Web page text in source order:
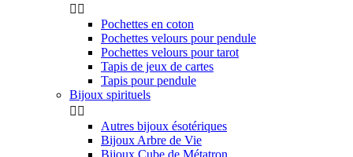
 
Pochettes en coton
Pochettes velours pour pendule
Pochettes velours pour tarot
Tapis de jeux de cartes
Tapis pour pendule
Bijoux spirituels
 
Autres bijoux ésotériques
Bijoux Arbre de Vie
Bijoux Cube de Métatron